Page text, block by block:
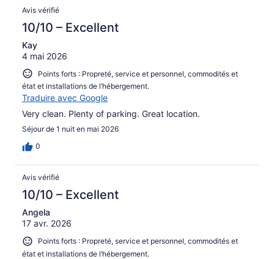
Avis vérifié
10/10 – Excellent
Kay
4 mai 2026
Points forts : Propreté, service et personnel, commodités et
état et installations de l’hébergement.
Traduire avec Google
Very clean. Plenty of parking. Great location.
Séjour de 1 nuit en mai 2026
0
Avis vérifié
10/10 – Excellent
Angela
17 avr. 2026
Points forts : Propreté, service et personnel, commodités et
état et installations de l’hébergement.